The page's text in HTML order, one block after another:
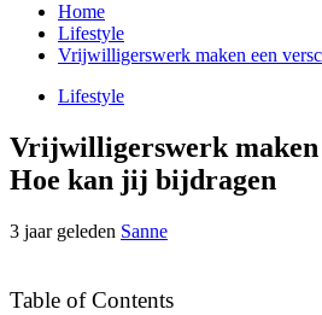
Home
Lifestyle
Vrijwilligerswerk maken een
Lifestyle
Vrijwilligerswerk maken
Hoe kan jij bijdragen
3 jaar geleden Sanne
Table of Contents